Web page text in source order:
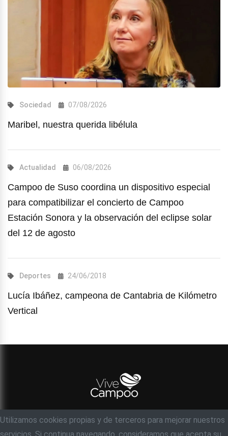
Utilizamos cookies propias y de terceros para mejorar nuestros
Sociedad 07/08/2026
Maribel, nuestra querida libélula
Actualidad 06/08/2026
Campoo de Suso coordina un dispositivo especial
para compatibilizar el concierto de Campoo
Estación Sonora y la observación del eclipse solar
del 12 de agosto
Deportes 24/06/2018
Lucía Ibáñez, campeona de Cantabria de Kilómetro
Vertical
© Objetivo 35 milímetros, S.C